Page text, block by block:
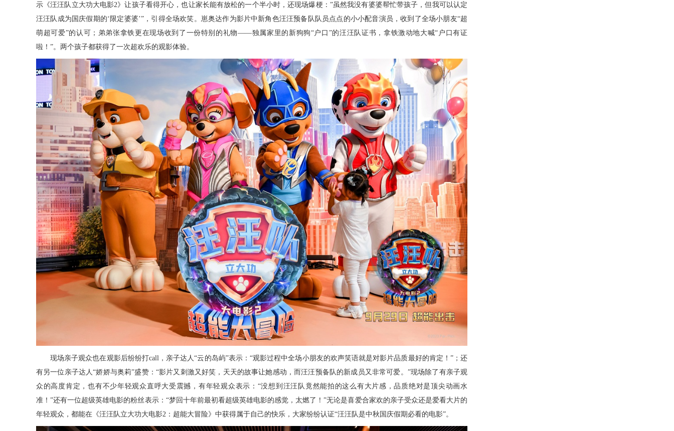
示《汪汪队立大功大电影2》让孩子看得开心，也让家长能有放松的一个半小时，还现场爆梗： ”虽然我没有婆婆帮忙带孩子，但我可以认定
汪汪队成为国庆假期的‘限定婆婆’”，引得全场欢笑。崽奥达作为影片中新角色汪汪预备队队员点点的小小配音演员，收到了全场小朋友“超
萌超可爱”的认可；弟弟张拿铁更在现场收到了一份特别的礼物——独属家里的新狗狗“户口”的汪汪队证书，拿铁激动地大喊“户口有证
啦！”。两个孩子都获得了一次超欢乐的观影体验。
现场亲子观众也在观影后纷纷打call ，亲子达人“云的岛屿”表示：“观影过程中全场小朋友的欢声笑语就是对影片品质最好的肯定！”；还
有另一位亲子达人“娇娇与奥莉”盛赞：“影片又刺激又好笑，天天的故事让她感动，而汪汪预备队的新成员又非常可爱。”现场除了有亲子观
众的高度肯定，也有不少年轻观众直呼大受震撼，有年轻观众表示：“没想到汪汪队竟然能拍的这么有大片感，品质绝对是顶尖动画水
准！”还有一位超级英雄电影的粉丝表示：“梦回十年前最初看超级英雄电影的感觉，太燃了！”无论是喜爱合家欢的亲子受众还是爱看大片的
年轻观众，都能在《汪汪队立大功大电影2 ：超能大冒险》中获得属于自己的快乐，大家纷纷认证“汪汪队是中秋国庆假期必看的电影”。